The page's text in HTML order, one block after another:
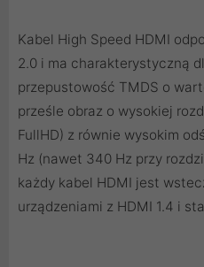
Kabel High Speed HDMI
2.0 i ma charakterystyczną
przepustowość TMDS o
prześle obraz o wysokiej
FullHD) z równie wysokim
Hz (nawet 340 Hz przy
każdy kabel HDMI jest
urządzeniami z HDMI 1.4 i